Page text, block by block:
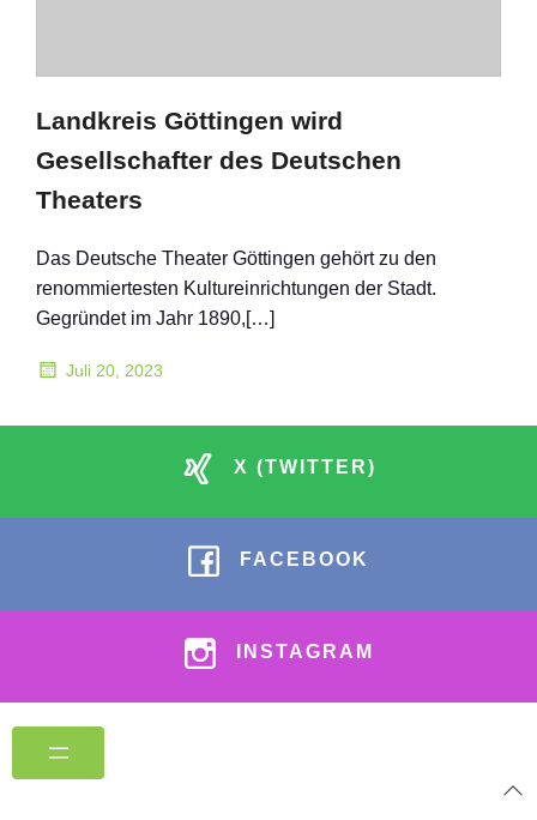
Landkreis Göttingen wird
Gesellschafter des Deutschen
Theaters
Das Deutsche Theater Göttingen gehört zu den
renommiertesten Kultureinrichtungen der Stadt.
Gegründet im Jahr 1890,[…]
Juli 20, 2023
X (TWITTER)
FACEBOOK
INSTAGRAM